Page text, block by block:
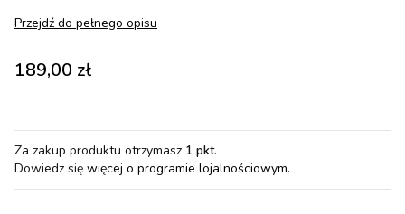
Przejdź do pełnego opisu
Cena
189,00 zł
Za zakup produktu otrzymasz 1 pkt.
Dowiedz się więcej o programie lojalnościowym.